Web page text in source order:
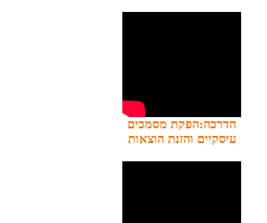
הדרכה:הפקת מסמכים
עיסקיים והזנת הוצאות